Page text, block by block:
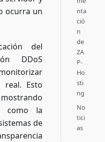
ocurra un
del
DDoS
real. Esto
como la
de
nta
ció
n
de
ZA
P-
Ho
sti
ng
No
tici
as